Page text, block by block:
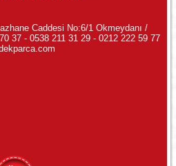
Caddesi No:6/1 Okmeydanı /
37 - 0538 211 31 29 - 0212 222 59 77